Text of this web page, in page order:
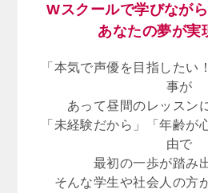
Wスクールで学びなが
あなたの夢が実
「本気で声優を目指した
事が
あって昼間のレッスン
「未経験だから」「年齢
由で
最初の一歩が踏み
そんな学生や社会人の方